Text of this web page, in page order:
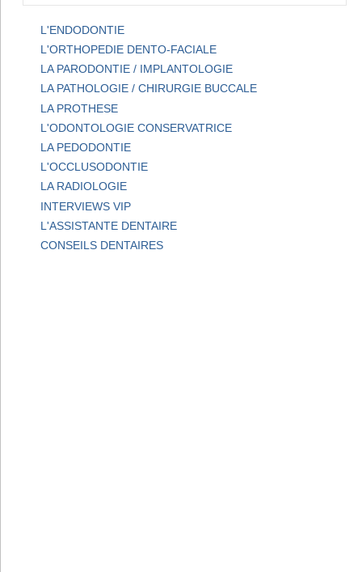
L'ENDODONTIE
L'ORTHOPEDIE DENTO-FACIALE
LA PARODONTIE / IMPLANTOLOGIE
LA PATHOLOGIE / CHIRURGIE BUCCALE
LA PROTHESE
L'ODONTOLOGIE CONSERVATRICE
LA PEDODONTIE
L'OCCLUSODONTIE
LA RADIOLOGIE
INTERVIEWS VIP
L'ASSISTANTE DENTAIRE
CONSEILS DENTAIRES